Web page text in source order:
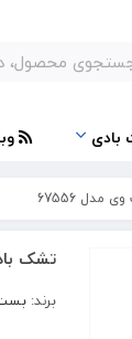
بادی
67556
تشک
برند: